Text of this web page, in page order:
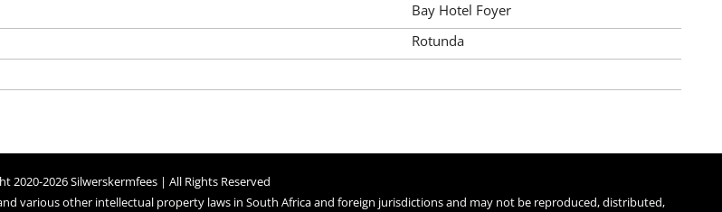
Bay Hotel Foyer
Rotunda
2020-2026 Silwerskermfees | All Rights Reserved
various other intellectual property laws in South Africa and foreign jurisdictions and may not be reproduced, distributed,